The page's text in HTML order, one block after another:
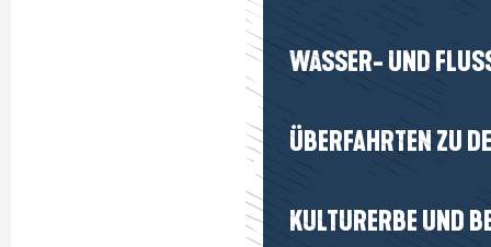
WASSER- UND
ÜBERFAHRTEN ZU
KULTURERBE UND